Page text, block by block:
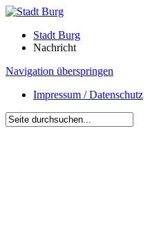
Stadt Burg
Nachricht
Navigation überspringen
Impressum / Datenschutz